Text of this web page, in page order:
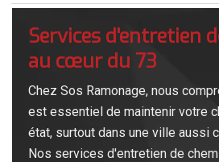
Services d'entretien
au cœur du 73
Chez Sos Ramonage, nous
est essentiel de maintenir votre
état, surtout dans une ville aussi
Nos services d'entretien de